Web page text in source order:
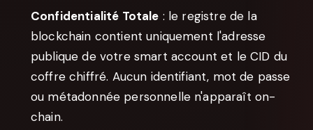
Confidentialité Totale : le registre de la
blockchain contient uniquement l'adresse
publique de votre smart account et le CID du
coffre chiffré. Aucun identifiant, mot de passe
ou métadonnée personnelle n'apparaît on-
chain.